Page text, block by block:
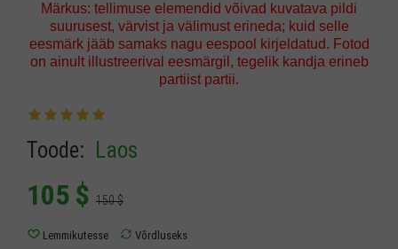
Märkus: tellimuse elemendid võivad kuvatava pildi
suurusest, värvist ja välimust erineda; kuid selle
eesmärk jääb samaks nagu eespool kirjeldatud. Fotod
on ainult illustreerival eesmärgil, tegelik kandja erineb
partiist partii.
Toode: Laos
105 $ 150$